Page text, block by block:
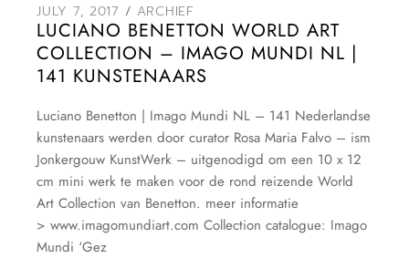
JULY 7, 2017 ARCHIEF
LUCIANO BENETTON WORLD ART
COLLECTION – IMAGO MUNDI NL |
141 KUNSTENAARS
Luciano Benetton | Imago Mundi NL – 141 Nederlandse
kunstenaars werden door curator Rosa Maria Falvo – ism
Jonkergouw KunstWerk – uitgenodigd om een 10 x 12
cm mini werk te maken voor de rond reizende World
Art Collection van Benetton. meer informatie
> www.imagomundiart.com Collection catalogue: Imago
Mundi ‘Gez